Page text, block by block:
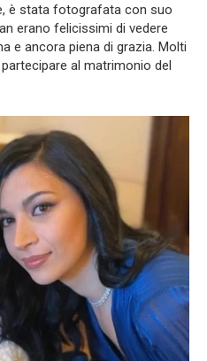
è stata fotografata con suo
erano felicissimi di vedere
e ancora piena di grazia. Molti
al matrimonio del